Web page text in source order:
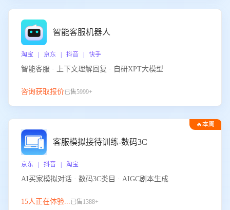
智能客服机器人
淘宝 | 京东 | 抖音 | 快手
智能客服 · 上下文理解回复 · 自研XPT大模型
咨询获取报价已售5999+
🔥本周
客服模拟接待训练-数码3C
京东 | 抖音 | 淘宝
AI买家模拟对话 · 数码3C类目 · AIGC剧本生成
15人正在体验...已售1388+